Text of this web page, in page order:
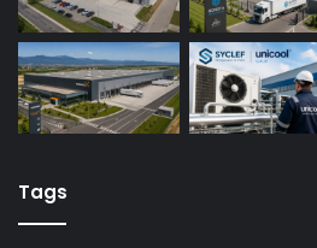
Tags